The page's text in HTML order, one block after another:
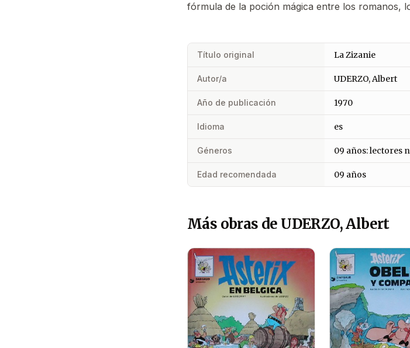
fórmula de la poción mágica entre los romanos,
Título original La Zizanie
Autor/a UDERZO, Albert
Año de publicación 1970
Idioma es
Géneros 09 años: lectores
Edad recomendada 09 años
Más obras de UDERZO, Albert